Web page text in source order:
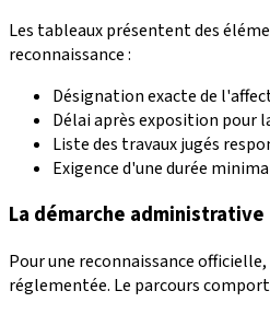
Les tableaux présentent des
reconnaissance :
Désignation exacte de
Délai après exposition pour
Liste des travaux jugés
Exigence d'une durée
La démarche administrative
Pour une reconnaissance
réglementée. Le parcours